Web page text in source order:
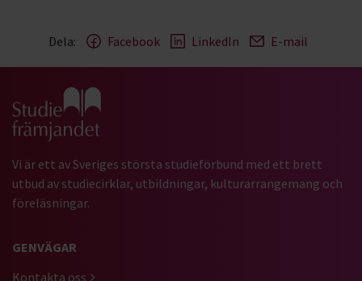
Dela: Facebook LinkedIn E-mail
Gå till studiefrämjandets startsida
Vi är ett av Sveriges största studieförbund med ett brett
utbud av studiecirklar, utbildningar, kulturarrangemang och
föreläsningar.
GENVÄGAR
Kontakta oss